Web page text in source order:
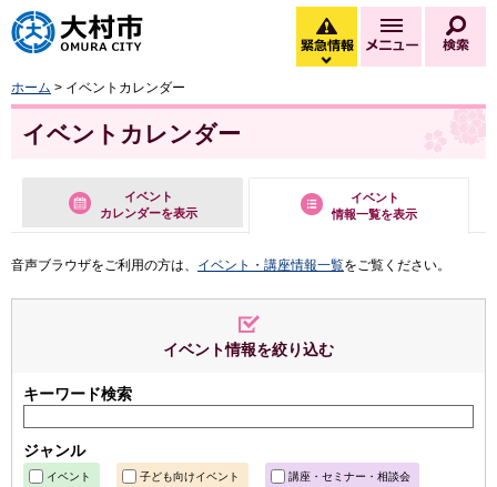
大村市
緊急情報
緊急情報を開く
メニュー
ホーム > イベントカレンダー
イベントカレンダー
イベント
カレンダーを表示
イベント
情報一覧を表示
音声ブラウザをご利用の方は、 イベント・講座情報一覧をご覧ください。
イベント情報を絞り込む
キーワード検索
ジャンル
イベント 子ども向けイベント 講座・セミナー・相談会